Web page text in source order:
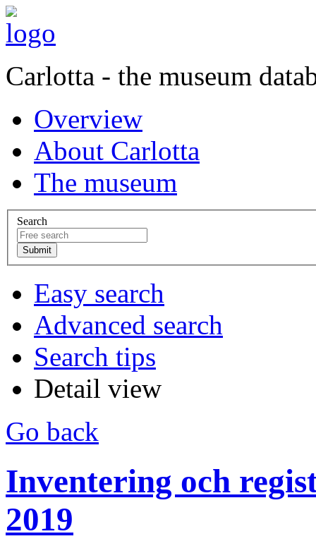
Carlotta - the museum
Overview
About Carlotta
The museum
Search
Easy search
Advanced search
Search tips
Detail view
Go back
Inventering och
2019